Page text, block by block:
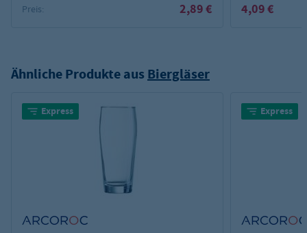
Preis:
2,89 € 4,09 €
Ähnliche Produkte aus Biergläser
Express Express